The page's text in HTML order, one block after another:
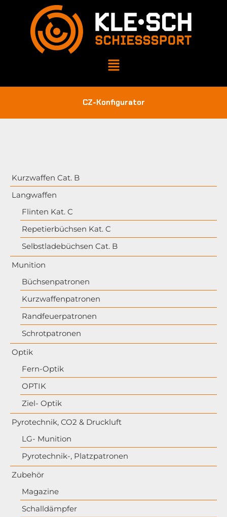
CZ-Konfigurator
Kurzwaffen Cat. B
Langwaffen
Flinten Kat. C
Repetierbüchsen Kat. C
Selbstladebüchsen Cat. B
Munition
Büchsenpatronen
Kurzwaffenpatronen
Randfeuerpatronen
Schrotpatronen
Optik
Fern-Optik
OPTIK
Ziel- Optik
Pyrotechnik, CO2 & Druckluft
LG- Munition
Pyrotechnik-, Platzpatronen
Zubehör
Magazine
Schalldämpfer